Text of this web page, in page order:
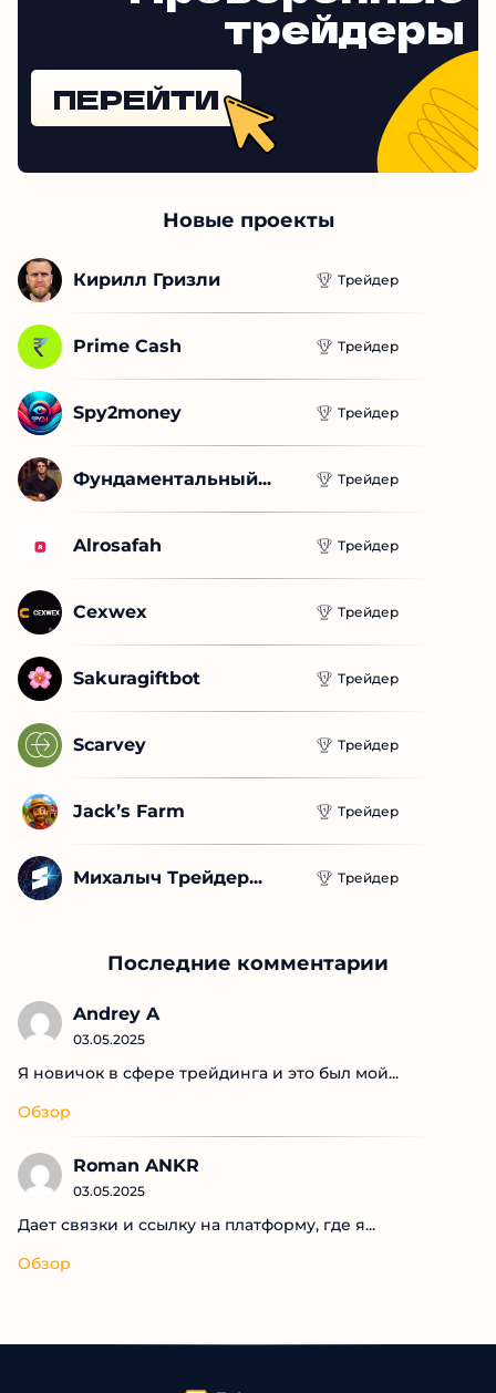
трейдеры
ПЕРЕЙТИ
Новые проекты
Кирилл Гризли Трейдер
Prime Cash Трейдер
Spy2money Трейдер
Фундаментальный... Трейдер
Alrosafah Трейдер
Cexwex Трейдер
Sakuragiftbot Трейдер
Scarvey Трейдер
Jack’s Farm Трейдер
Михалыч Трейдер... Трейдер
Последние комментарии
Andrey A
03.05.2025
Я новичок в сфере трейдинга и это был мой...
Обзор
Roman ANKR
03.05.2025
Дает связки и ссылку на платформу, где я...
Обзор